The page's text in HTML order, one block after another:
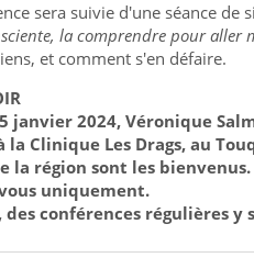
sera suivie d'une séance
la comprendre pour aller
et comment s'en défaire.
janvier 2024, Véronique
la Clinique Les Drags, au
la région sont les bienvenus.
uniquement.
des conférences régulières